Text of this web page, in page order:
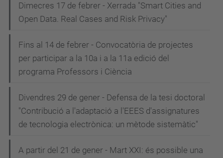
Dimecres 17 de febrer - Xerrada "Smart Cities and
Open Data. Real Cases and Risk Privacy"
Fins al 14 de febrer - Convocatòria de projectes
per participar a la 10a i a la 11a edició del
programa Professors i Ciència
Divendres 29 de gener - Defensa de la tesi doctoral
"Contribució a l'adaptació a l'EEES d'assignatures
de tecnologia electrònica: un mètode sistemàtic"
A partir del 21 de gener - Mart XXI: és possible una